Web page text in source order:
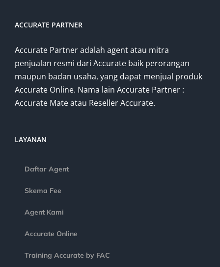
ACCURATE PARTNER
Accurate Partner adalah agent atau mitra
penjualan resmi dari Accurate baik perorangan
maupun badan usaha, yang dapat menjual produk
Accurate Online. Nama lain Accurate Partner :
Accurate Mate atau Reseller Accurate.
LAYANAN
Daftar Agent
Skema Fee
Agent Kami
Accurate Online
Training Accurate by FAC